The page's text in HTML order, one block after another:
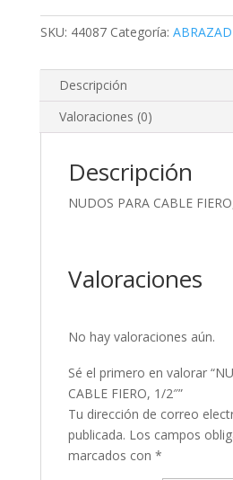
SKU: 44087 Categoría:
Descripción
Valoraciones (0)
Descripción
NUDOS PARA CABLE
Valoraciones
No hay valoraciones aún.
Sé el primero en valorar
CABLE FIERO, 1/2″”
Tu dirección de correo
publicada. Los campos
marcados con *